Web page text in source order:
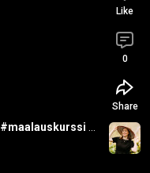
#maalauskurssi
Like
0
Share